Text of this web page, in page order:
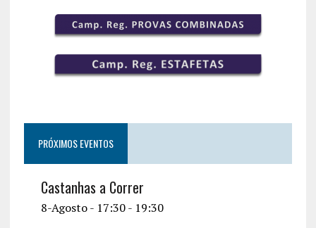
PRÓXIMOS EVENTOS
Castanhas a Correr
8-Agosto - 17:30- 19:30